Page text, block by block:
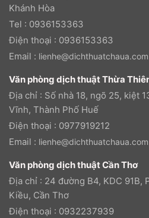
Khánh Hòa
Tel : 0936153363
Điện thoại : 0936153363
Email : lienhe@dichthuatchaua.com
Văn phòng dịch thuật Thừa
Địa chỉ : Số nhà 18, ngõ 25, kiệt
Vĩnh, Thành Phố Huế
Điện thoại : 0977919212
Email : lienhe@dichthuatchaua.com
Văn phòng dịch thuật Cần Thơ
Địa chỉ : 24 đường B4, KDC 91B,
Kiều, Cần Thơ
Điện thoại : 0932237939